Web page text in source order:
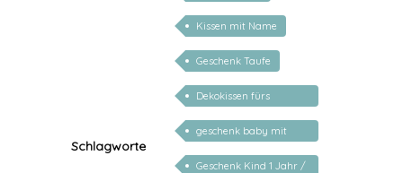
Schlagworte
Kissen mit Name
Geschenk Taufe
Dekokissen fürs
Kinderzimmer
geschenk baby mit
namen
Geschenk Kind 1 Jahr /